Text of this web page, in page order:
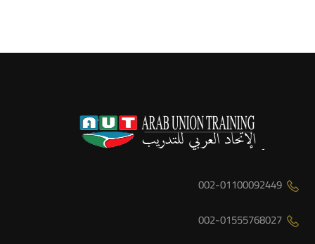
002-01100092449
002-01555768027